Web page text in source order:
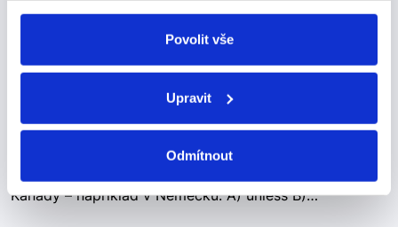
odvolat v nastavení cookies, případně se obrátit na
Povolit vše
Upravit
Odmítnout
pizzly without travelling
pizzly without travelling
Pojďme se podívat na správné řešení
There is actually a chance to see a pizzly without
travelling to Canada – in Germany, for example.Ve
Kanady – například v Německu. A) unless B)…